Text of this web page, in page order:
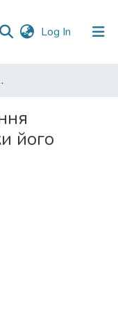
Log In (current)
удосконалення
його